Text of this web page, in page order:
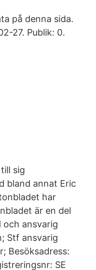
på denna sida.
27. Publik: 0.
sig
bland annat Eric
har
är en del
och ansvarig
Stf ansvarig
Besöksadress:
SE